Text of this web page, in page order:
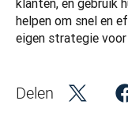
helpen om snel en
eigen strategie
Delen